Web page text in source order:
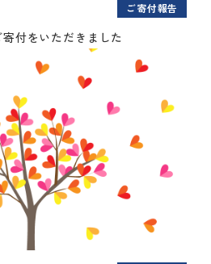
ご寄付報告
付をいただきました